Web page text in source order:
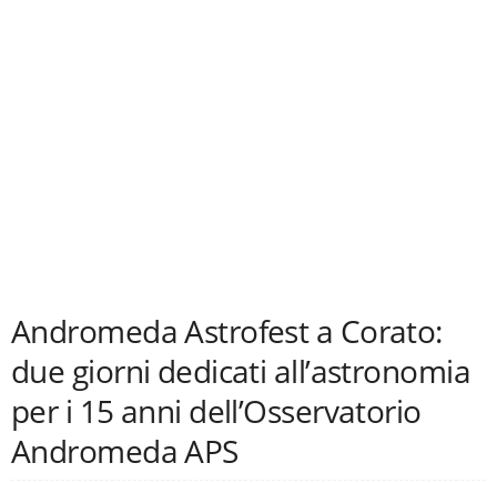
Andromeda Astrofest a Corato:
due giorni dedicati all’astronomia
per i 15 anni dell’Osservatorio
Andromeda APS